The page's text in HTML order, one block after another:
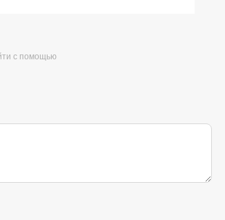
с помощью